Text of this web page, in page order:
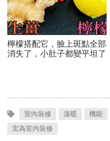
檸檬搭配它，臉上斑點全部
消失了，小肚子都變平坦了
室內裝修 溫暖 機能
宏為室內裝修